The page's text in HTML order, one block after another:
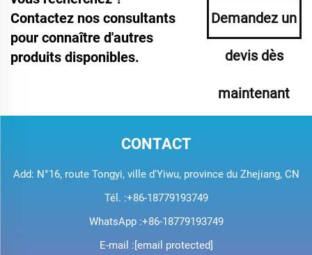
Contactez nos consultants
pour connaître d'autres
produits disponibles.
Demandez un
devis dès
maintenant
CONTACT
Add: N°16, route Tongyi, ville d'Yiwu, province du Zhejiang, CN
Tél. :+86-18779193749
WhatsApp :+86-18779193749
E-mail :[email protected]